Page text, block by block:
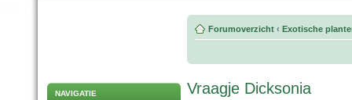
NAVIGATIE
Forumoverzicht ‹ Exotische
Vraagje Dicksonia